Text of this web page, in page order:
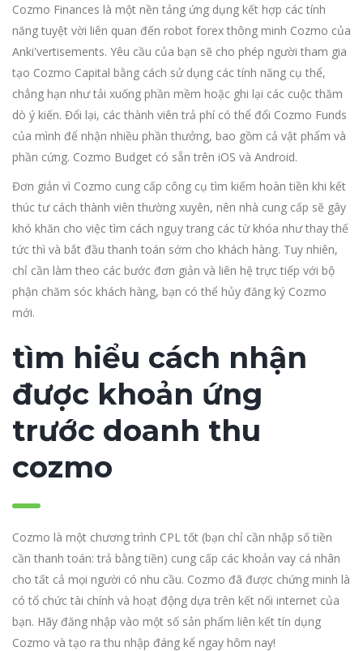
Cozmo Finances là một nền tảng ứng dụng kết hợp các tính
năng tuyệt vời liên quan đến robot forex thông minh Cozmo của
Anki'vertisements. Yêu cầu của bạn sẽ cho phép người tham gia
tạo Cozmo Capital bằng cách sử dụng các tính năng cụ thể,
chẳng hạn như tải xuống phần mềm hoặc ghi lại các cuộc thăm
dò ý kiến. Đổi lại, các thành viên trả phí có thể đổi Cozmo Funds
của mình để nhận nhiều phần thưởng, bao gồm cả vật phẩm và
phần cứng. Cozmo Budget có sẵn trên iOS và Android.
Đơn giản vì Cozmo cung cấp công cụ tìm kiếm hoàn tiền khi kết
thúc tư cách thành viên thường xuyên, nên nhà cung cấp sẽ gây
khó khăn cho việc tìm cách ngụy trang các từ khóa như thay thế
tức thì và bắt đầu thanh toán sớm cho khách hàng. Tuy nhiên,
chỉ cần làm theo các bước đơn giản và liên hệ trực tiếp với bộ
phận chăm sóc khách hàng, bạn có thể hủy đăng ký Cozmo
mới.
tìm hiểu cách nhận
được khoản ứng
trước doanh thu
cozmo
Cozmo là một chương trình CPL tốt (bạn chỉ cần nhập số tiền
cần thanh toán: trả bằng tiền) cung cấp các khoản vay cá nhân
cho tất cả mọi người có nhu cầu. Cozmo đã được chứng minh là
có tổ chức tài chính và hoạt động dựa trên kết nối internet của
bạn. Hãy đăng nhập vào một số sản phẩm liên kết tín dụng
Cozmo và tạo ra thu nhập đáng kể ngay hôm nay!